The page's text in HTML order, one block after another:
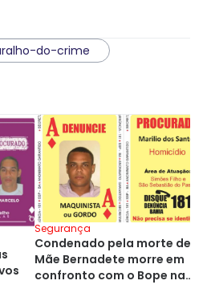
do-crime
Segurança
Condenado pela morte de
Mãe Bernadete morre em
confronto com o Bope na